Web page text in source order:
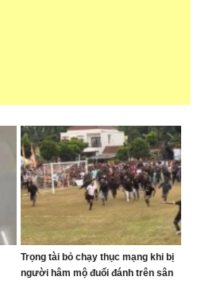
Trọng tài bỏ chạy thục mạng khi bị
người hâm mộ đuổi đánh trên sân